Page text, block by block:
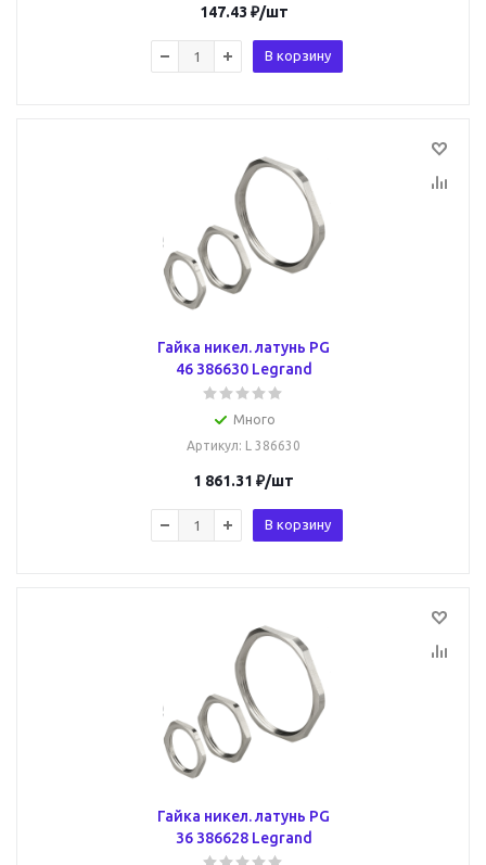
147.43 ₽/шт
В корзину
Гайка никел. латунь PG
46 386630 Legrand
Много
Артикул: L 386630
1 861.31 ₽/шт
В корзину
Гайка никел. латунь PG
36 386628 Legrand